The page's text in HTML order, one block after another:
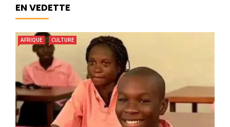
EN VEDETTE
AFRIQUE CULTURE